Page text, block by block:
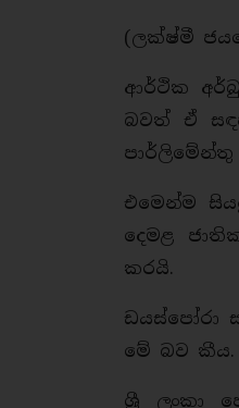
(ලක්ෂ්මී
ආර්ථික
බවත් ඒ
එමෙන්ම
දෙමළ
කරයි.
ඩයස්පෝරා
මේ බව කීය.
ශ්‍රී ලංකා